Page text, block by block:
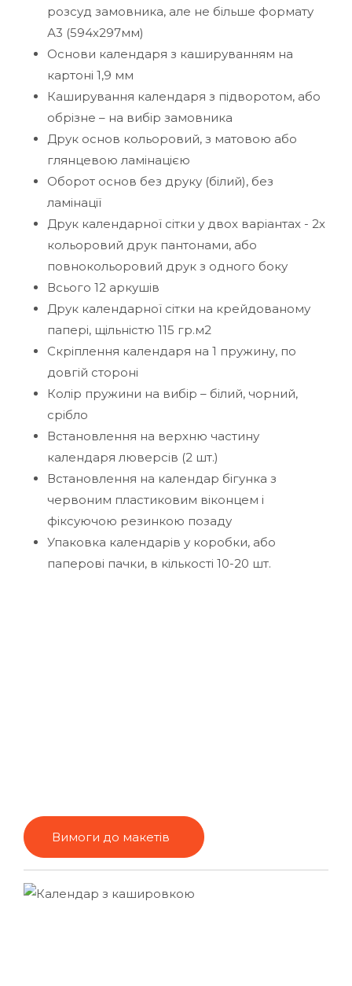
розсуд замовника, але не більше формату
А3 (594х297мм)
Основи календаря з кашируванням на
картоні 1,9 мм
Каширування календаря з підворотом, або
обрізне – на вибір замовника
Друк основ кольоровий, з матовою або
глянцевою ламінацією
Оборот основ без друку (білий), без
ламінації
Друк календарної сітки у двох варіантах - 2х
кольоровий друк пантонами, або
повнокольоровий друк з одного боку
Всього 12 аркушів
Друк календарної сітки на крейдованому
папері, щільністю 115 гр.м2
Скріплення календаря на 1 пружину, по
довгій стороні
Колір пружини на вибір – білий, чорний,
срібло
Встановлення на верхню частину
календаря люверсів (2 шт.)
Встановлення на календар бігунка з
червоним пластиковим віконцем і
фіксуючою резинкою позаду
Упаковка календарів у коробки, або
паперові пачки, в кількості 10-20 шт.
Вимоги до макетів